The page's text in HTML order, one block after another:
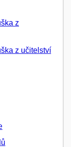
z
z učitelství